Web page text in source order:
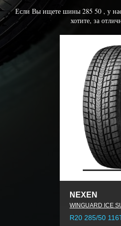
Если Вы ищете шины 285 50 , у
хотите, за
NEXEN
WINGUARD ICE
R20 285/50